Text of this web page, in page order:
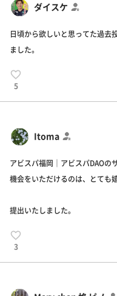
ダイスケ
日頃から欲しいと思ってた過去
ました。
5
Itoma
アビスパ福岡｜アビスパDAOの
機会をいただけるのは、とても
提出いたしました。
3